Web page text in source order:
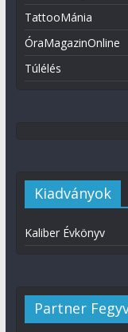
TattooMánia
ÓraMagazinOnline
Túlélés
Kiadványok
Kaliber Évkönyv
Partner